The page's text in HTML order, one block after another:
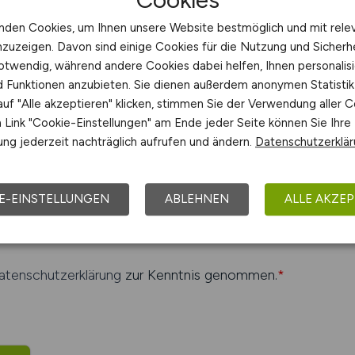
dass Sie in gutem Glauben handeln und dass Ihre
korrekt und vollständig sind.
, dass die in dieser Meldung enthaltenen Informationen
korrekt und vollständig sind.
zur Kenntnis genommen.*
Cookies, um Ihnen unsere Website bestmöglich und mit
Davon sind einige Cookies für die Nutzung und
während andere Cookies dabei helfen, Ihnen
Funktionen anzubieten. Sie dienen außerdem anonymen
"Alle akzeptieren" klicken, stimmen Sie der Verwendung aller
"Cookie-Einstellungen" am Ende jeder Seite können Sie Ihre
jederzeit nachträglich aufrufen und ändern.
EINSTELLUNGEN ABLEHNEN ALLE